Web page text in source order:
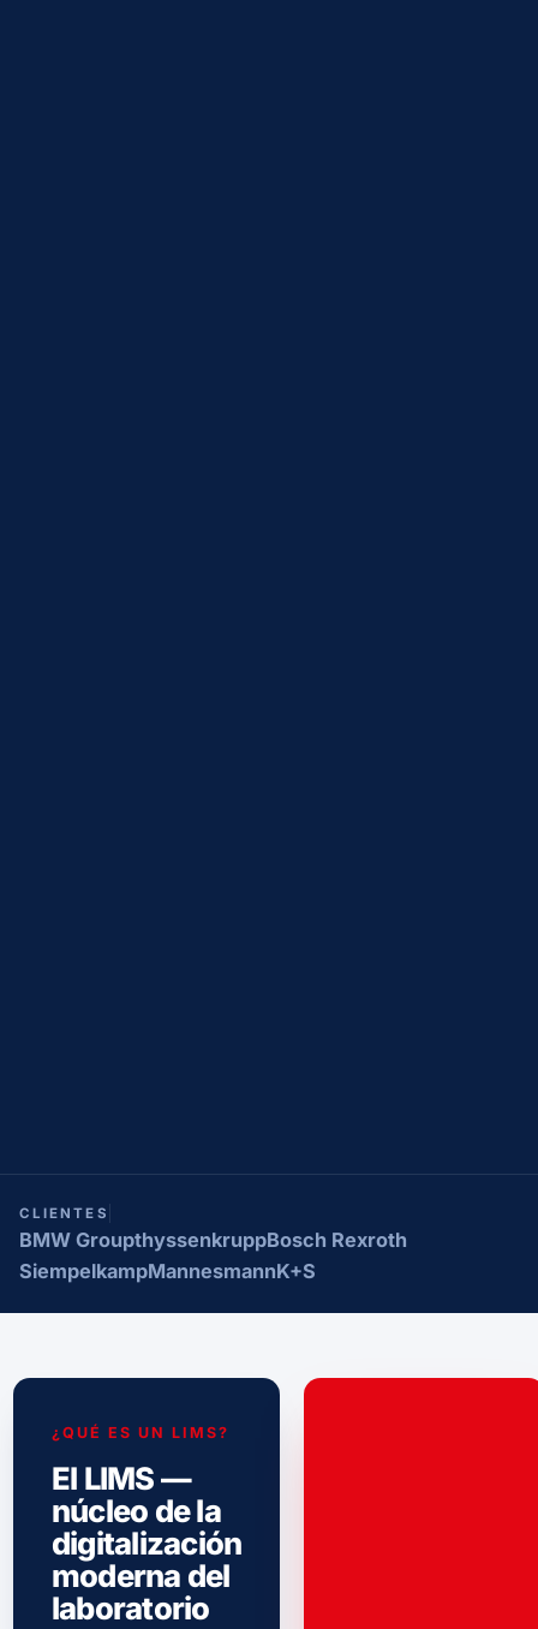
CLIENTES
BMW GroupthyssenkruppBosch Rexroth
SiempelkampMannesmannK+S
¿QUÉ ES UN LIMS?
El LIMS —
núcleo de la
digitalización
moderna del
laboratorio